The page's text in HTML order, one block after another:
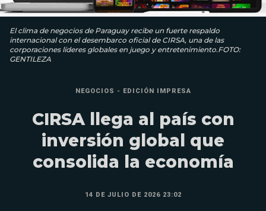
El clima de negocios de Paraguay recibe un fuerte respaldo
internacional con el desembarco oficial de CIRSA, una de las
corporaciones líderes globales en juego y entretenimiento.FOTO:
GENTILEZA
NEGOCIOS - EDICIÓN IMPRESA
CIRSA llega al país con
inversión global que
consolida la economía
14 DE JULIO DE 2026 23:02